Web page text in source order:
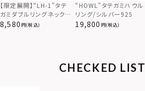
【限定展開】“LH-1”タテ
ガミダブルリングネックレ
ス（ツイスト/シルバー）/
8,580 (税込)
“HOWL”タテガミハウル
リング/シルバー925
19,800 (税込)
CHECKED LIST